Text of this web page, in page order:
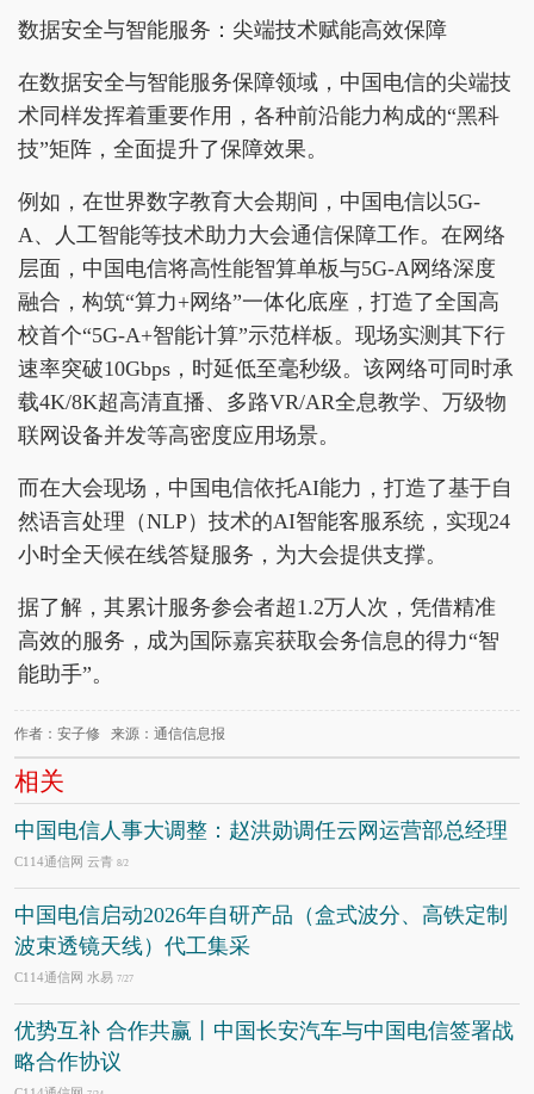
数据安全与智能服务：尖端技术赋能高效保障
在数据安全与智能服务保障领域，中国电信的尖端技
术同样发挥着重要作用，各种前沿能力构成的“黑科
技”矩阵，全面提升了保障效果。
例如，在世界数字教育大会期间，中国电信以5G-
A、人工智能等技术助力大会通信保障工作。在网络
层面，中国电信将高性能智算单板与5G-A网络深度
融合，构筑“算力+网络”一体化底座，打造了全国高
校首个“5G-A+智能计算”示范样板。现场实测其下行
速率突破10Gbps，时延低至毫秒级。该网络可同时承
载4K/8K超高清直播、多路VR/AR全息教学、万级物
联网设备并发等高密度应用场景。
而在大会现场，中国电信依托AI能力，打造了基于自
然语言处理（NLP）技术的AI智能客服系统，实现24
小时全天候在线答疑服务，为大会提供支撑。
据了解，其累计服务参会者超1.2万人次，凭借精准
高效的服务，成为国际嘉宾获取会务信息的得力“智
能助手”。
作者：安子修 来源：通信信息报
相关
中国电信人事大调整：赵洪勋调任云网运营部总经理
C114通信网 云青 8/2
中国电信启动2026年自研产品（盒式波分、高铁定制
波束透镜天线）代工集采
C114通信网 水易 7/27
优势互补 合作共赢丨中国长安汽车与中国电信签署战
略合作协议